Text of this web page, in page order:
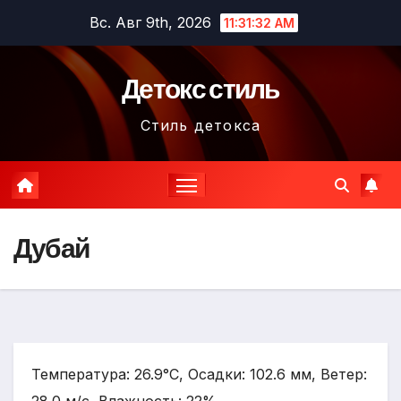
содержимому
Вс. Авг 9th, 2026 11:31:33 AM
Детокс стиль
Стиль детокса
Дубай
Температура: 26.9°C, Осадки: 102.6 мм, Ветер: